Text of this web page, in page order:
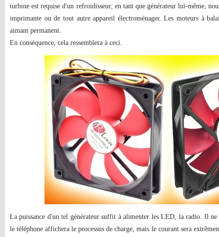
turbine est requise d'un refroidisseur; en tant que générateur lui-même,
imprimante ou de tout autre appareil électroménager. Les moteurs à
aimant permanent.
En conséquence, cela ressemblera à ceci.
La puissance d'un tel générateur suffit à alimenter les LED, la radio. Il ne
le téléphone affichera le processus de charge, mais le courant sera